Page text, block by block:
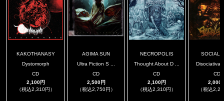
KAKOTHANASY
Dystomorph
CD
2,100円
（税込2,310円）
AGIMA SUN
Ultra Fiction S ...
CD
2,500円
（税込2,750円）
NECROPOLIS
Thought About D ...
CD
2,100円
（税込2,310円）
SOCIAL
Disociativa
CD
2,000
（税込